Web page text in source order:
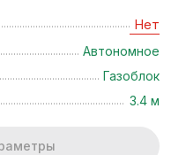
Нет
Автономное
Газоблок
3.4 м